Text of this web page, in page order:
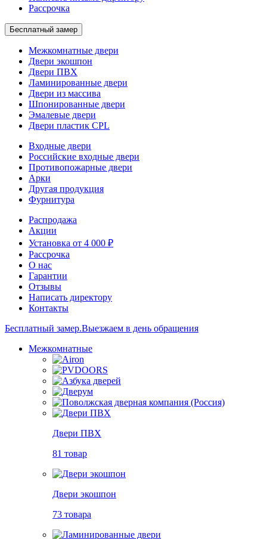
Рассрочка
Бесплатный замер
Межкомнатные двери
Двери экошпон
Двери ПВХ
Ламинированные двери
Двери из массива
Шпонированные двери
Эмалевые двери
Двери пластик CPL
Входные двери
Российские входные двери
Противопожарные двери
Арки
Другая продукция
Фурнитура
Распродажа
Акции
Установка от 4 000 ₽
Рассрочка
О нас
Гарантии
Отзывы
Написать директору
Контакты
Бесплатный замер.Выезжаем в день обращения
Межкомнатные
Двери ПВХ
81 товар
Двери экошпон
73 товара